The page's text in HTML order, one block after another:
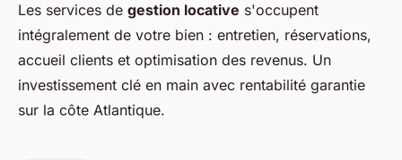
Les services de gestion locative s'occupent
intégralement de votre bien : entretien, réservations,
accueil clients et optimisation des revenus. Un
investissement clé en main avec rentabilité garantie
sur la côte Atlantique.